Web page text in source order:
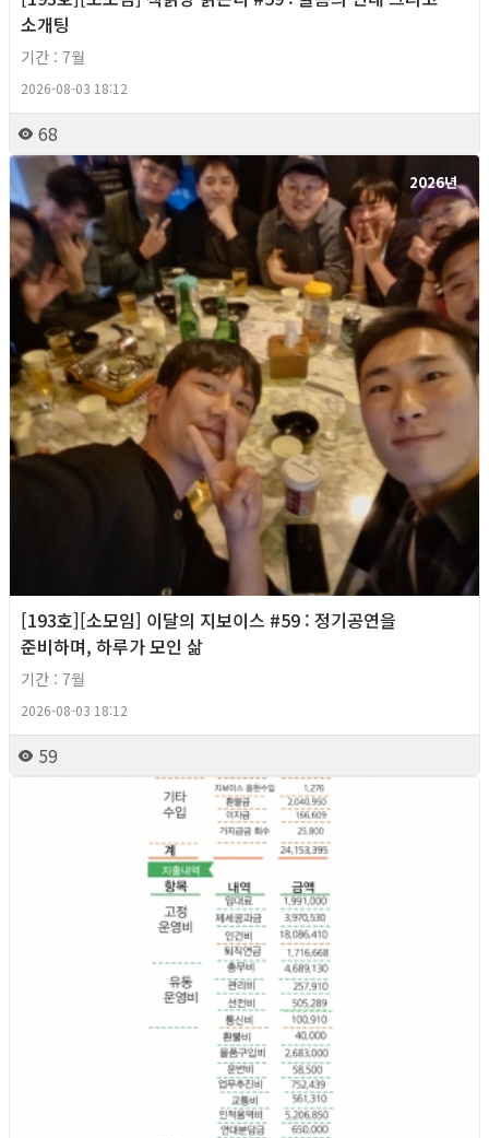
소개팅
기간 : 7월
2026-08-03 18:12
68
2026년
[193호][소모임] 이달의 지보이스 #59 : 정기공연을
준비하며, 하루가 모인 삶
기간 : 7월
2026-08-03 18:12
59